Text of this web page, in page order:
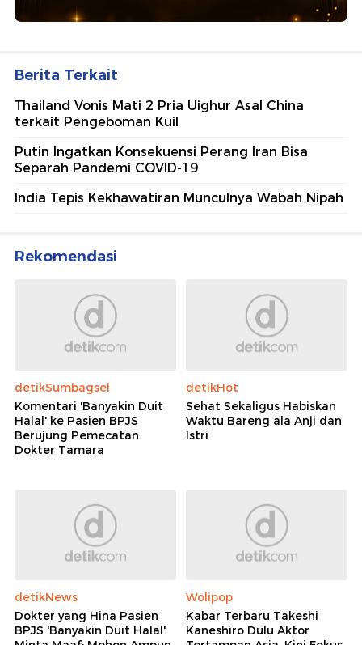
Berita Terkait
Thailand Vonis Mati 2 Pria Uighur Asal China
terkait Pengeboman Kuil
Putin Ingatkan Konsekuensi Perang Iran Bisa
Separah Pandemi COVID-19
India Tepis Kekhawatiran Munculnya Wabah Nipah
Rekomendasi
detikSumbagsel
Komentari 'Banyakin Duit
Halal' ke Pasien BPJS
Berujung Pemecatan
Dokter Tamara
detikHot
Sehat Sekaligus Habiskan
Waktu Bareng ala Anji dan
Istri
detikNews
Dokter yang Hina Pasien
BPJS 'Banyakin Duit Halal'
Wolipop
Kabar Terbaru Takeshi
Kaneshiro Dulu Aktor